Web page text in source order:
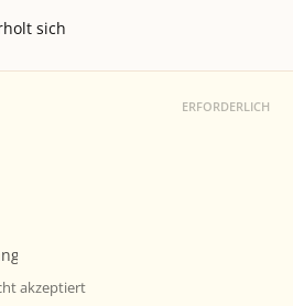
sich
ERFORDERLICH
akzeptiert